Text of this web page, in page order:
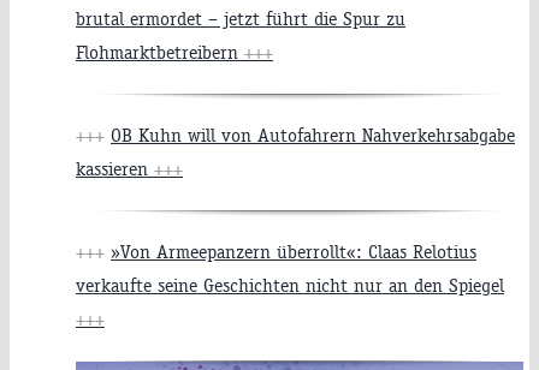
brutal ermordet – jetzt führt die Spur zu
Flohmarktbetreibern +++
+++ OB Kuhn will von Autofahrern Nahverkehrsabgabe
kassieren +++
+++ »Von Armeepanzern überrollt«: Claas Relotius
verkaufte seine Geschichten nicht nur an den Spiegel
+++